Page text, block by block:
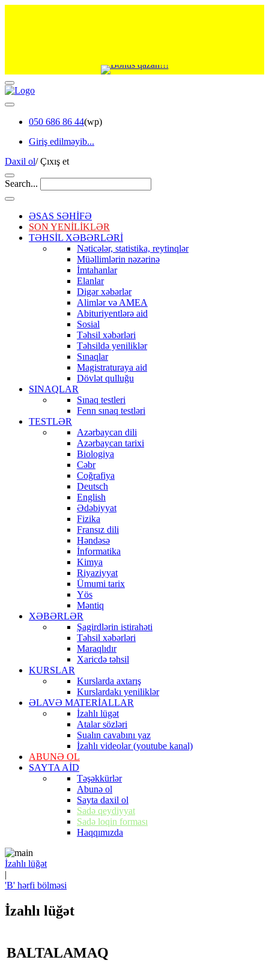
050 686 86 44(wp)
Giriş edilməyib...
Daxil ol/Çıxış et
Search...
ƏSAS SƏHİFƏ
SON YENİLİKLƏR
TƏHSİL XƏBƏRLƏRİ
Nəticələr, statistika, reytinqlər
Müəllimlərin nəzərinə
İmtahanlar
Elanlar
Digər xəbərlər
Alimlər və AMEA
Abituriyentlərə aid
Sosial
Təhsil xəbərləri
Təhsildə yeniliklər
Sınaqlar
Magistraturaya aid
Dövlət qulluğu
SINAQLAR
Sınaq testleri
Fenn sınaq testləri
TESTLƏR
Azərbaycan dili
Azərbaycan tarixi
Biologiya
Cəbr
Coğrafiya
Deutsch
English
Ədəbiyyat
Fizika
Fransız dili
Həndəsə
İnformatika
Kimya
Riyaziyyat
Ümumi tarix
Yös
Məntiq
XƏBƏRLƏR
Şagirdlərin istirahəti
Təhsil xəbərləri
Maraqlıdır
Xaricdə təhsil
KURSLAR
Kurslarda axtarış
Kurslardakı yeniliklər
ƏLAVƏ MATERİALLAR
İzahlı lügət
Atalar sözləri
Sualın cavabını yaz
İzahlı videolar (youtube kanal)
ABUNƏ OL
SAYTA AİD
Təşəkkürlər
Abunə ol
Sayta daxil ol
Sadə qeydiyyat
Sadə loqin forması
Haqqımızda
İzahlı lüğət
|
'B' hərfi bölməsi
İzahlı lüğət
BALTALAMAQ